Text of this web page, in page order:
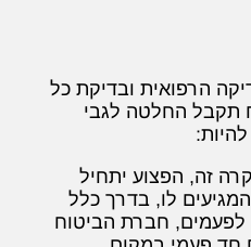
הרפואית ובדיקת כל
תקבל החלטה לגבי
זה, הפצוע יתחיל
לו, בדרך כלל
לפעמים, חברת הביטוח